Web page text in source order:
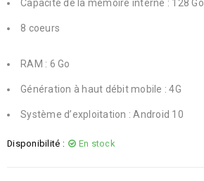
Capacité de la mémoire interne : 128 Go
8 coeurs
RAM : 6 Go
Génération à haut débit mobile : 4G
Système d’exploitation : Android 10
Disponibilité : En stock